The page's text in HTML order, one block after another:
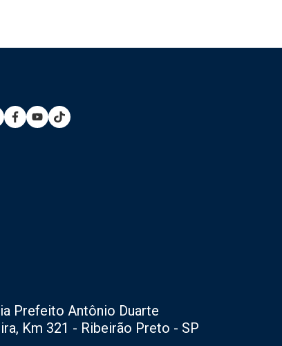
Prefeito Antônio Duarte
Km 321 - Ribeirão Preto - SP